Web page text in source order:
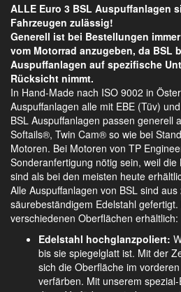
ALLE Euro 3 BSL Auspuffanlagen
Fahrzeugen zulässig!
Generell ist bei Bestellungen
vom Motorrad anzugeben, da BSL
Auspuffanlagen auf spezifische
Rücksicht nimmt.
In Hand-Made nach ISO 9002 in
Auspuffanlagen alle mit EBE (Tüv)
BSL Auspuffanlagen passen generell
Softails®, Twin Cam® so wie bei
Motoren. Bei Motoren von TP
Sonderanfertigung nötig sein, weil
sind als bei den meisten heute
Alle Auspuffanlagen von BSL sind
säurebeständigem Edelstahl
verschiedenen Oberflächen erhältlich:
Edelstahl hochglanzpoliert:
bis sie spiegelglatt ist. Mit der
sich die Oberfläche im
verfärben. Mit unserem spezial-